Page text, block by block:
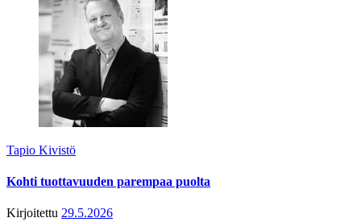
Tapio Kivistö
Kohti tuottavuuden parempaa puolta
Kirjoitettu 29.5.2026